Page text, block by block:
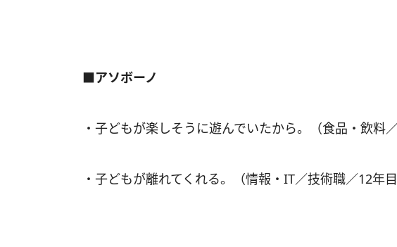
■アソボーノ
・子どもが楽しそうに遊んでいたから。（食品・飲料
・子どもが離れてくれる。（情報・IT／技術職／12年目